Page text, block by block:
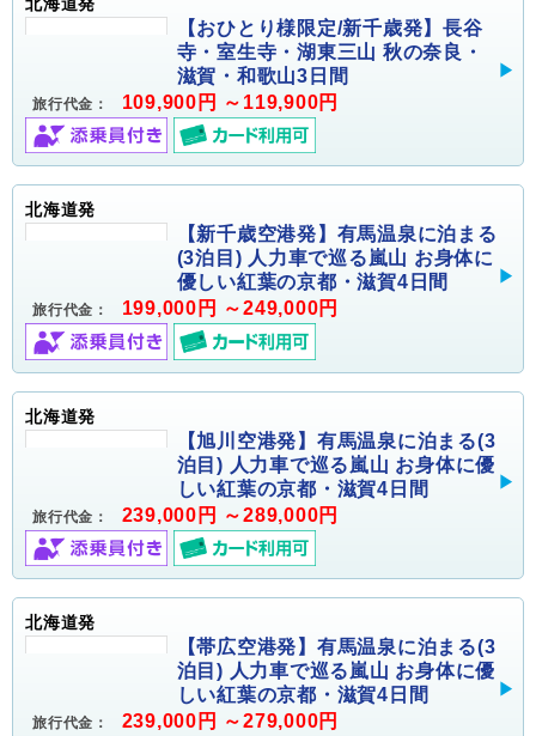
【おひとり様限定/新千歳発】長谷
寺・室生寺・湖東三山 秋の奈良・
滋賀・和歌山3日間
旅行代金： 109,900円 ～119,900円
北海道発
【新千歳空港発】有馬温泉に泊まる
(3泊目) 人力車で巡る嵐山 お身体に
優しい紅葉の京都・滋賀4日間
旅行代金： 199,000円 ～249,000円
北海道発
【旭川空港発】有馬温泉に泊まる(3
泊目) 人力車で巡る嵐山 お身体に優
しい紅葉の京都・滋賀4日間
旅行代金： 239,000円 ～289,000円
北海道発
【帯広空港発】有馬温泉に泊まる(3
泊目) 人力車で巡る嵐山 お身体に優
しい紅葉の京都・滋賀4日間
旅行代金： 239,000円 ～279,000円